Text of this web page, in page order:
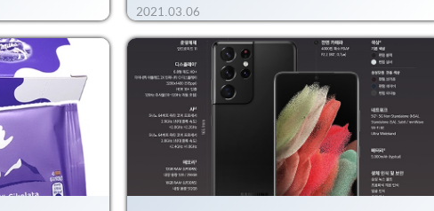
널 제품인지는 4
볼로 검색하니 X
몬드 봉봉처럼 오
하고 있는 핑크
판매 전이고 미
른게 이번주 일요
로 결제 했는데 일
일 오후에 빠른
으로 채널을 돌려서 최종선정 부분은 겨우 챙겨봤습니다.
ㅎㅎ. 류수영님의 돈파육과 이영자님의 오색리조또의 마지
막 대결이었는데, 최종 우승은 이영자님이 었습니다 ㅎㅎ.
갠적으로는 돈파육이 맛있어 보이긴했는데~, 최종 심사단
의 결정은 리조또였네요!! 우승상품 공개된 후에 바로 헬로
네이처에 접속해서 오늘 새벽배송으로 주문하였습니다~ 내
일 아점으로 트러플 오색리조또를 바로 먹어볼 수 있겠네요
ㅎㅎ ※ 바로 후기를 남겨보겠습니다 ㅋ 가격은 트러플 오
색리조토 밀키트 11,900원! / 오색..
2021.03.06